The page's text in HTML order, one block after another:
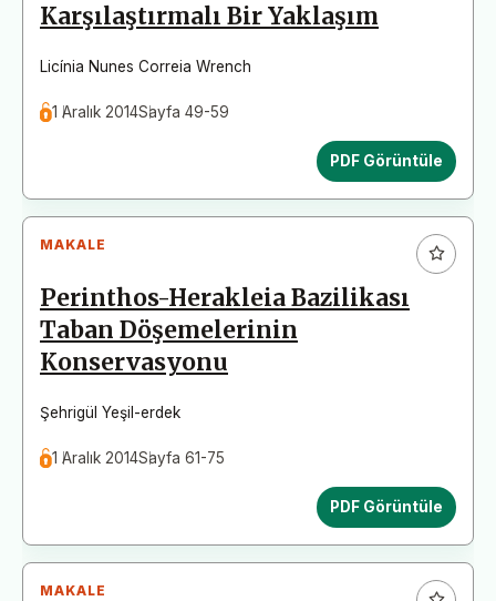
Karşılaştırmalı Bir Yaklaşım
Licínia Nunes Correia Wrench
1 Aralık 2014Sayfa 49-59
PDF Görüntüle
MAKALE
Perinthos-Herakleia Bazilikası
Taban Döşemelerinin
Konservasyonu
Şehrigül Yeşil-erdek
1 Aralık 2014Sayfa 61-75
PDF Görüntüle
MAKALE